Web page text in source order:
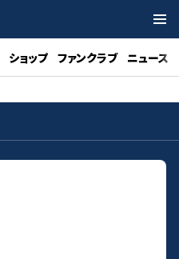
ショップ ファンクラブ ニュース